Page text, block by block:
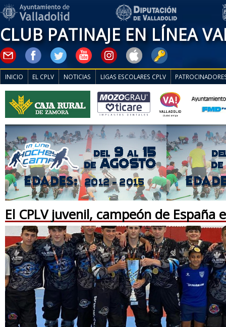
CLUB PATINAJE EN LÍNEA
INICIO EL CPLV NOTICIAS LIGAS ESCOLARES CPLV
El CPLV juvenil, campeón de España